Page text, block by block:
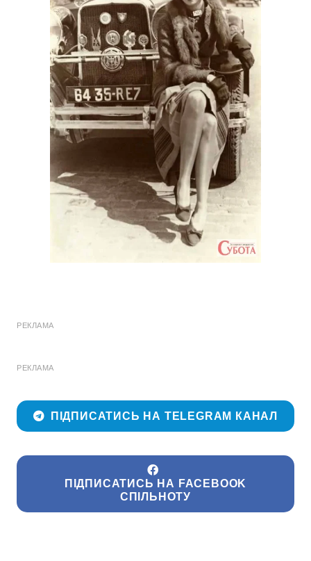
РЕКЛАМА
РЕКЛАМА
ПІДПИСАТИСЬ НА TELEGRAM КАНАЛ
ПІДПИСАТИСЬ НА FACEBOOK
СПІЛЬНОТУ